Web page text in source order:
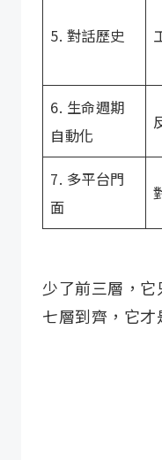
5. 對話歷史
6. 生命週期
自動化
7. 多平台門
面
少了前三層，它
七層到齊，它才